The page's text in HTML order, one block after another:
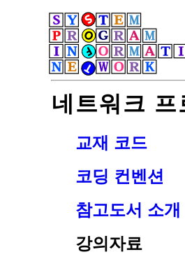
네트워크 프
교재 코드
코딩 컨벤션
참고도서 소개
강의자료